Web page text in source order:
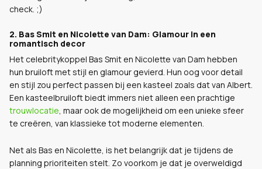
check. ;)
2. Bas Smit en Nicolette van Dam: Glamour in een
romantisch decor
Het celebritykoppel Bas Smit en Nicolette van Dam hebben
hun bruiloft met stijl en glamour gevierd. Hun oog voor detail
en stijl zou perfect passen bij een kasteel zoals dat van Albert.
Een kasteelbruiloft biedt immers niet alleen een prachtige
trouwlocatie, maar ook de mogelijkheid om een unieke sfeer
te creëren, van klassieke tot moderne elementen.
Net als Bas en Nicolette, is het belangrijk dat je tijdens de
planning prioriteiten stelt. Zo voorkom je dat je overweldigd